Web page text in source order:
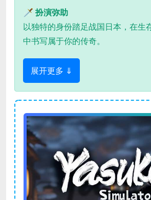
🗡️ 扮演弥助
以独特的身份踏足战国日本，在生
中书写属于你的传奇。
展开更多 ⇓